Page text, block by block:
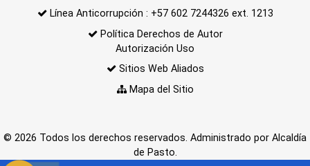
Línea Anticorrupción : +57 602 7244326 ext. 1213
Política Derechos de Autor
Autorización Uso
Sitios Web Aliados
Mapa del Sitio
© 2026 Todos los derechos reservados. Administrado por Alcaldía
de Pasto.